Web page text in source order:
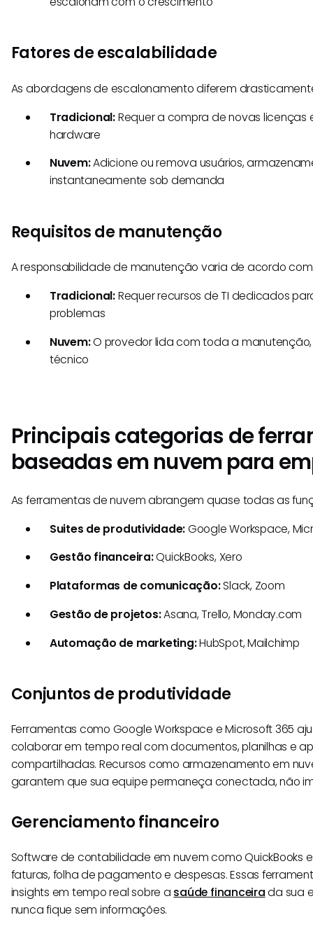
Fatores de escalabilidade
As abordagens de escalonamento diferem
Tradicional:Requer a compra de novas licenças
hardware
Nuvem:Adicione ou remova usuários,
instantaneamente sob demanda
Requisitos de manutenção
A responsabilidade de manutenção varia de acordo
Tradicional:Requer recursos de TI dedicados
problemas
Nuvem:O provedor lida com toda a
técnico
Principais categorias de
baseadas em nuvem para
As ferramentas de nuvem abrangem quase todas as
Suites de produtividade:Google Workspace,
Gestão financeira:QuickBooks, Xero
Plataformas de comunicação:Slack, Zoom
Gestão de projetos:Asana, Trello, Monday.com
Automação de marketing:HubSpot, Mailchimp
Conjuntos de produtividade
Ferramentas como Google Workspace e Microsoft 365
colaborar em tempo real com documentos, planilhas e
compartilhadas. Recursos como armazenamento em
garantem que sua equipe permaneça conectada, não
Gerenciamento financeiro
Software de contabilidade em nuvem como QuickBooks
faturas, folha de pagamento e despesas. Essas
insights em tempo real sobre a saúde financeirada sua
nunca fique sem informações.